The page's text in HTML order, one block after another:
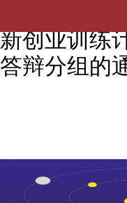
新创业训练
答辩分组的